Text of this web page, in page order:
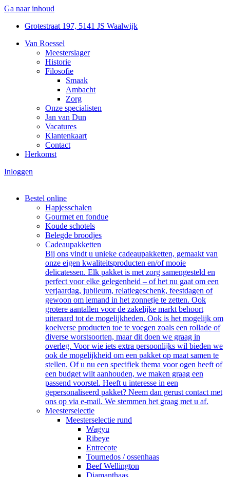
Ga naar inhoud
Grotestraat 197, 5141 JS Waalwijk
Van Roessel
Meesterslager
Historie
Filosofie
Smaak
Ambacht
Zorg
Onze specialisten
Jan van Dun
Vacatures
Klantenkaart
Contact
Herkomst
Inloggen
Bestel online
Hapjesschalen
Gourmet en fondue
Koude schotels
Belegde broodjes
Cadeaupakketten
Bij ons vindt u unieke cadeaupakketten, gemaakt van
onze eigen kwaliteitsproducten en/of mooie
delicatessen. Elk pakket is met zorg samengesteld en
perfect voor elke gelegenheid – of het nu gaat om een
verjaardag, jubileum, relatiegeschenk, feestdagen of
gewoon om iemand in het zonnetje te zetten. Ook
grotere aantallen voor de zakelijke markt behoort
uiteraard tot de mogelijkheden. Ook is het mogelijk om
koelverse producten toe te voegen zoals een rollade of
diverse worstsoorten, maar dit doen we graag in
overleg. Voor wie iets extra persoonlijks wil bieden we
ook de mogelijkheid om een pakket op maat samen te
stellen. Of u nu een specifiek thema voor ogen heeft of
een budget wilt aanhouden, we maken graag een
passend voorstel. Heeft u interesse in een
gepersonaliseerd pakket? Neem dan gerust contact met
ons op via e-mail. We stemmen het graag met u af.
Meesterselectie
Meesterselectie rund
Wagyu
Ribeye
Entrecote
Tournedos / ossenhaas
Beef Wellington
Diamanthaas